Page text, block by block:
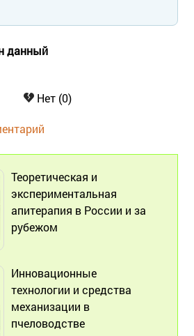
данный
Нет (0)
Теоретическая и
экспериментальная
апитерапия в России и за
рубежом
Инновационные
технологии и средства
механизации в
пчеловодстве